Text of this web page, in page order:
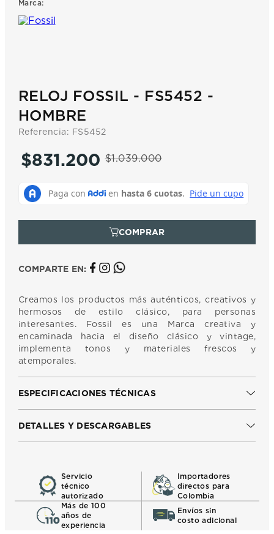
Marca:
RELOJ FOSSIL - FS5452 -
HOMBRE
Referencia: FS5452
$1.039.000
$831.200
COMPARTE EN:
Creamos los productos más auténticos, creativos y
hermosos de estilo clásico, para personas
interesantes. Fossil es una Marca creativa y
encaminada hacia el diseño clásico y vintage,
implementa tonos y materiales frescos y
atemporales.
ESPECIFICACIONES TÉCNICAS
DETALLES Y DESCARGABLES
Servicio
técnico
autorizado
Importadores
directos para
Colombia
Más de 100
años de
experiencia
Envíos sin
costo adicional